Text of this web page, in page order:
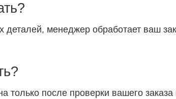
деталей, менеджер обработает ваш
только после проверки вашего